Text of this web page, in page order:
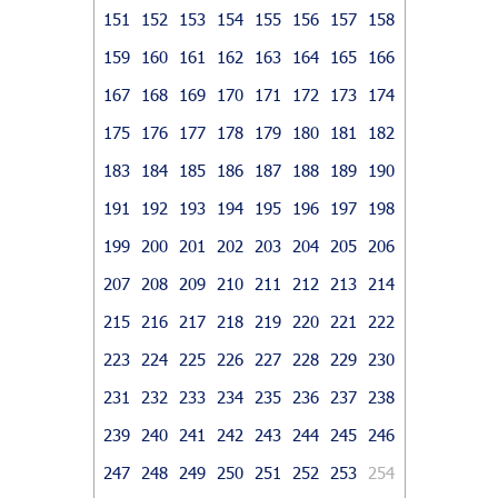
151
152 153 154 155 156 157
158
159
160 161 162 163 164 165
166
167
168 169 170 171 172 173
174
175
176 177 178 179 180 181
182
183
184 185 186 187 188 189
190
191
192 193 194 195 196 197
198
199
200 201 202 203 204 205
206
207
208 209 210 211 212 213
214
215
216 217 218 219 220 221
222
223
224 225 226 227 228 229
230
231
232 233 234 235 236 237
238
239
240 241 242 243 244 245
246
247
248 249 250 251 252 253
254